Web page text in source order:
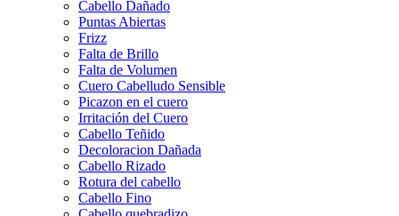
Cabello Dañado
Puntas Abiertas
Frizz
Falta de Brillo
Falta de Volumen
Cuero Cabelludo Sensible
Picazon en el cuero
Irritación del Cuero
Cabello Teñido
Decoloracion Dañada
Cabello Rizado
Rotura del cabello
Cabello Fino